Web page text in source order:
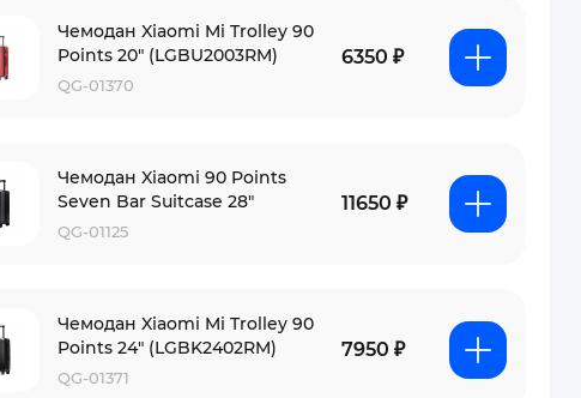
Чемодан Xiaomi Mi Trolley 90
Points 20" (LGBU2003RM)
QG-01370
6350 ₽
Чемодан Xiaomi 90 Points
Seven Bar Suitcase 28"
QG-01125
11650 ₽
Чемодан Xiaomi Mi Trolley 90
Points 24" (LGBK2402RM)
QG-01371
7950 ₽